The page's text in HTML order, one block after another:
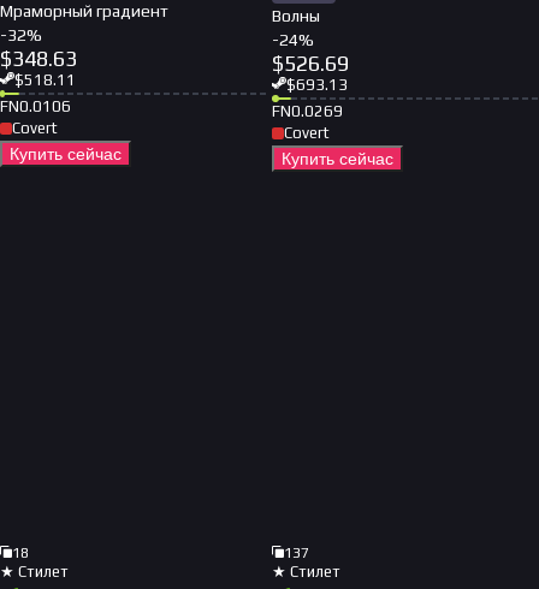
Мраморный градиент
-32%
$348.63
$518.11
FN0.0106
Covert
Купить сейчас
Волны
-24%
$526.69
$693.13
FN0.0269
Covert
Купить сейчас
18
★ Стилет
137
★ Стилет